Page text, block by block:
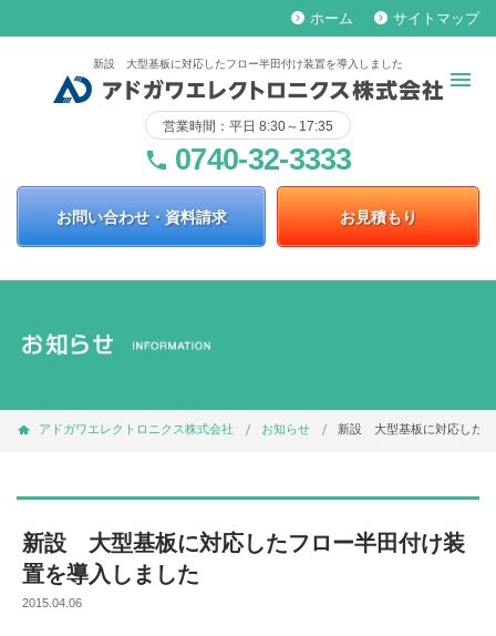
keyboard_arrow_right ホーム keyboard_arrow_right サイトマップ
新設 大型基板に対応したフロー半田付け装置を導入しました
営業時間：平日 8:30～17:35
phone 0740-32-3333
お問い合わせ・資料請求 お見積もり
アドガワエレクトロニクス株式会社 お知らせ 新設 大型基板に対応した
新設 大型基板に対応したフロー半田付け装
置を導入しました
2015.04.06